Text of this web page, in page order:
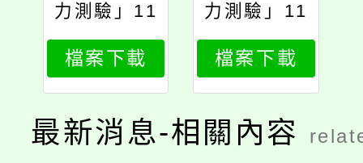
力測驗」11
2年9月正式
考試事宜
檔案下載
力測驗」11
2年9月正式
考試事宜1
檔案下載
最新消息-相關內容